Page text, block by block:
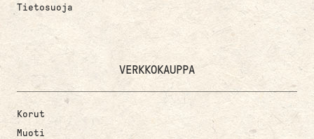
Tietosuoja
VERKKOKAUPPA
Korut
Muoti